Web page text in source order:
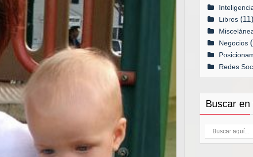
Libros (11)
Negocios
Redes
Buscar en